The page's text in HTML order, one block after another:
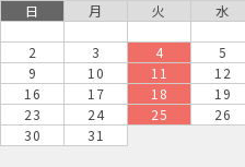
日 月 火 水
2
3 4 5
9
10 11 12
16
17 18 19
23
24 25 26
30
31